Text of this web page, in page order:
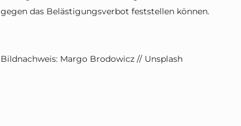
gegen das Belästigungsverbot feststellen können.
Bildnachweis: Margo Brodowicz // Unsplash